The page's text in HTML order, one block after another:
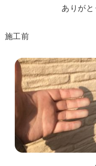
ありがと
施工